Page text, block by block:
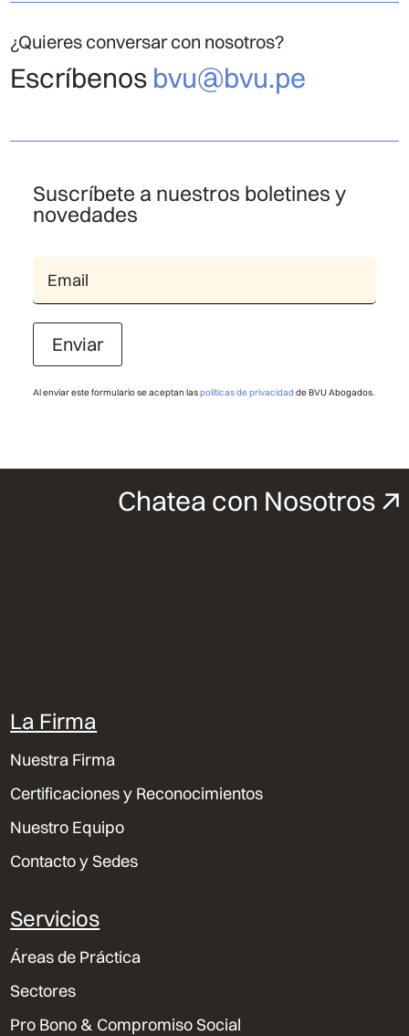
¿Quieres conversar con nosotros?
Escríbenos bvu@bvu.pe
Suscríbete a nuestros boletines y
novedades
Enviar
Al enviar este formulario se aceptan laspolíticas de privacidad de BVU Abogados.
Chatea con Nosotros
La Firma
Nuestra Firma
Certificaciones y Reconocimientos
Nuestro Equipo
Contacto y Sedes
Servicios
Áreas de Práctica
Sectores
Pro Bono & Compromiso Social